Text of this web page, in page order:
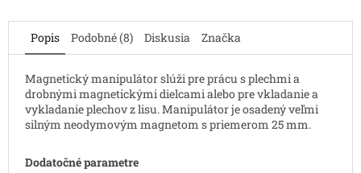
Popis Podobné (8) Diskusia Značka
Magnetický manipulátor slúži pre prácu s plechmi a
drobnými magnetickými dielcami alebo pre vkladanie a
vykladanie plechov z lisu. Manipulátor je osadený veľmi
silným neodymovým magnetom s priemerom 25 mm.
Dodatočné parametre